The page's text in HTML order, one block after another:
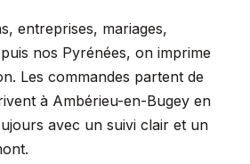
entreprises, mariages,
nos Pyrénées, on imprime
Les commandes partent de
à Ambérieu-en-Bugey en
avec un suivi clair et un